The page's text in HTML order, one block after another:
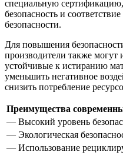
специальную
безопасность и
безопасности.
Для повышения
производители также могут
устойчивые к истиранию
уменьшить негативное
снизить потребление
Преимущества
— Высокий уровень
— Экологическая
— Использование